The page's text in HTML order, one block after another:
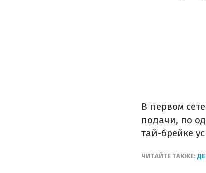
В первом
подачи, по
тай-брейке
ЧИТАЙТЕ ТАКЖЕ: